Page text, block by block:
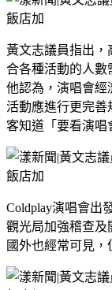
黃文志議員指出，
合各種活動的人數
他認為，演唱會經
活動應進行更完善
客知道「要看演唱
Coldplay演唱會出
觀光局加強稽查及
國外也經常可見，